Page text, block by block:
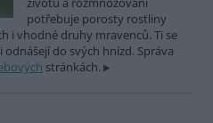
potřebuje porosty rostliny
i vhodné druhy mravenců. Ti se
do svých hnízd. Správa
stránkách.